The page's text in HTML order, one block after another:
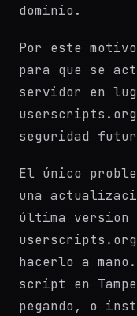
dominio.
Por este
para que se
servidor en
seguridad
El único
una
última
hacerlo a
script en
pegando, o